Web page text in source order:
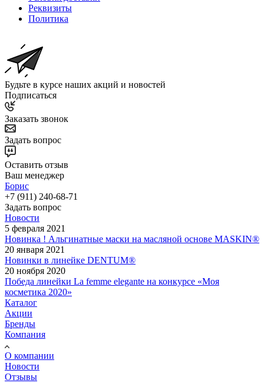
Реквизиты
Политика
Будьте в курсе наших акций и новостей
Подписаться
Заказать звонок
Задать вопрос
Оставить отзыв
Ваш менеджер
Борис
+7 (911) 240-68-71
Задать вопрос
Новости
5 февраля 2021
Новинка ! Альгинатные маски на масляной основе MASKIN®
20 января 2021
Новинки в линейке DENTUM®
20 ноября 2020
Победа линейки La femme elegante на конкурсе «Моя
косметика 2020»
Каталог
Акции
Бренды
Компания
О компании
Новости
Отзывы